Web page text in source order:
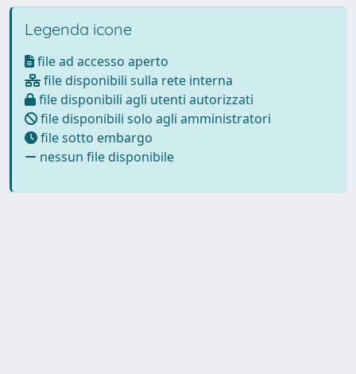
Legenda icone
file ad accesso aperto
file disponibili sulla rete interna
file disponibili agli utenti autorizzati
file disponibili solo agli amministratori
file sotto embargo
nessun file disponibile